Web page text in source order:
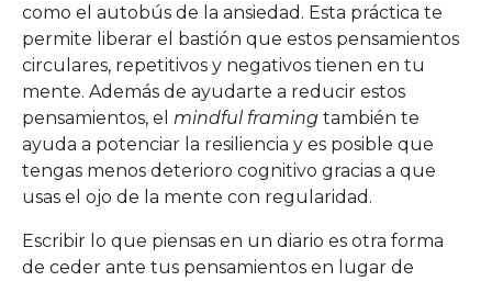
como el autobús de la ansiedad. Esta práctica te
permite liberar el bastión que estos pensamientos
circulares, repetitivos y negativos tienen en tu
mente. Además de ayudarte a reducir estos
pensamientos, el mindful framing también te
ayuda a potenciar la resiliencia y es posible que
tengas menos deterioro cognitivo gracias a que
usas el ojo de la mente con regularidad.
Escribir lo que piensas en un diario es otra forma
de ceder ante tus pensamientos en lugar de